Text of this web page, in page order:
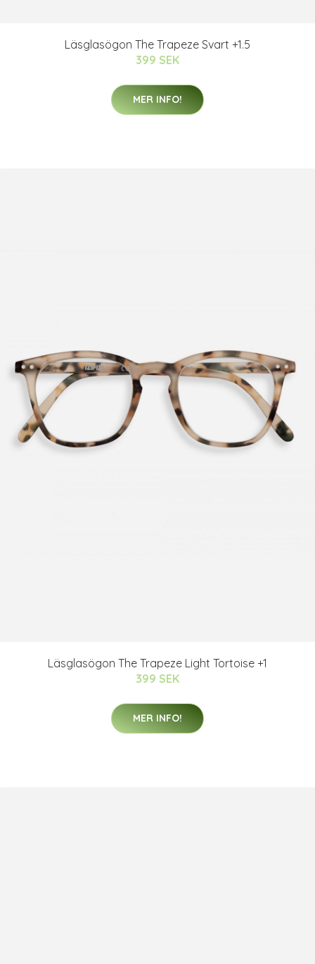
Läsglasögon The Trapeze Svart +1.5
399 SEK
MER INFO!
Läsglasögon The Trapeze Light Tortoise +1
399 SEK
MER INFO!